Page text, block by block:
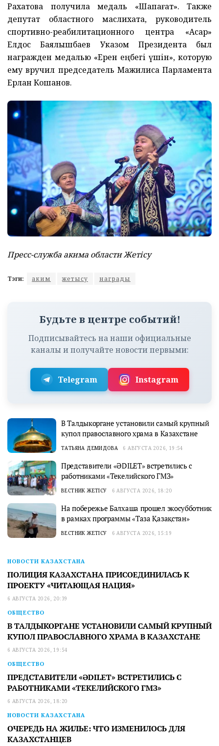
Рахатова получила медаль «Шапағат». Также
депутат областного маслихата, руководитель
спортивно-реабилитационного центра «Асар»
Елдос Баялышбаев Указом Президента был
награжден медалью «Ерен еңбегі үшін», которую
ему вручил председатель Мажилиса Парламента
Ерлан Кошанов.
Пресс-служба акима области Жетісу
Тэги: аким жетысу награды
Будьте в центре событий!
Подписывайтесь на наши официальные
каналы и получайте новости первыми:
Telegram Instagram
В Талдыкоргане установили самый крупный
купол православного храма в Казахстане
ТАТЬЯНА ДЕМИДОВА 6 АВГУСТА 2026, 19:54
Представители «ӘDILET» встретились с
работниками «Текелийского ГМЗ»
ВЕСТНИК ЖЕТІСУ 6 АВГУСТА 2026, 18:20
На побережье Балхаша прошел экосубботник
в рамках программы «Таза Қазақстан»
ВЕСТНИК ЖЕТІСУ 6 АВГУСТА 2026, 15:19
НОВОСТИ КАЗАХСТАНА
ПОЛИЦИЯ КАЗАХСТАНА ПРИСОЕДИНИЛАСЬ К
ПРОЕКТУ «ЧИТАЮЩАЯ НАЦИЯ»
6 АВГУСТА 2026, 20:39
ОБЩЕСТВО
В ТАЛДЫКОРГАНЕ УСТАНОВИЛИ САМЫЙ КРУПНЫЙ
КУПОЛ ПРАВОСЛАВНОГО ХРАМА В КАЗАХСТАНЕ
6 АВГУСТА 2026, 19:54
ОБЩЕСТВО
ПРЕДСТАВИТЕЛИ «ӘDILET» ВСТРЕТИЛИСЬ С
РАБОТНИКАМИ «ТЕКЕЛИЙСКОГО ГМЗ»
6 АВГУСТА 2026, 18:20
НОВОСТИ КАЗАХСТАНА
ОЧЕРЕДЬ НА ЖИЛЬЕ: ЧТО ИЗМЕНИЛОСЬ ДЛЯ
КАЗАХСТАНЦЕВ